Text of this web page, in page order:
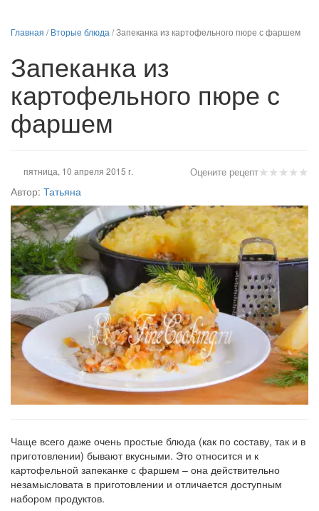
Главная /Вторые блюда /Запеканка из картофельного пюре с фаршем
Запеканка из
картофельного пюре с
фаршем
★★★★★
Оцените рецепт
пятница, 10 апреля 2015 г.
Автор: Татьяна
Чаще всего даже очень простые блюда (как по составу, так и в
приготовлении) бывают вкусными. Это относится и к
картофельной запеканке с фаршем – она действительно
незамысловата в приготовлении и отличается доступным
набором продуктов.